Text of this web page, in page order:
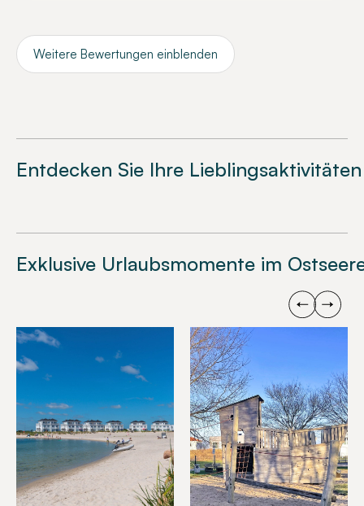
Weitere Bewertungen einblenden
Entdecken Sie Ihre Lieblingsaktivitäten
Exklusive Urlaubsmomente im